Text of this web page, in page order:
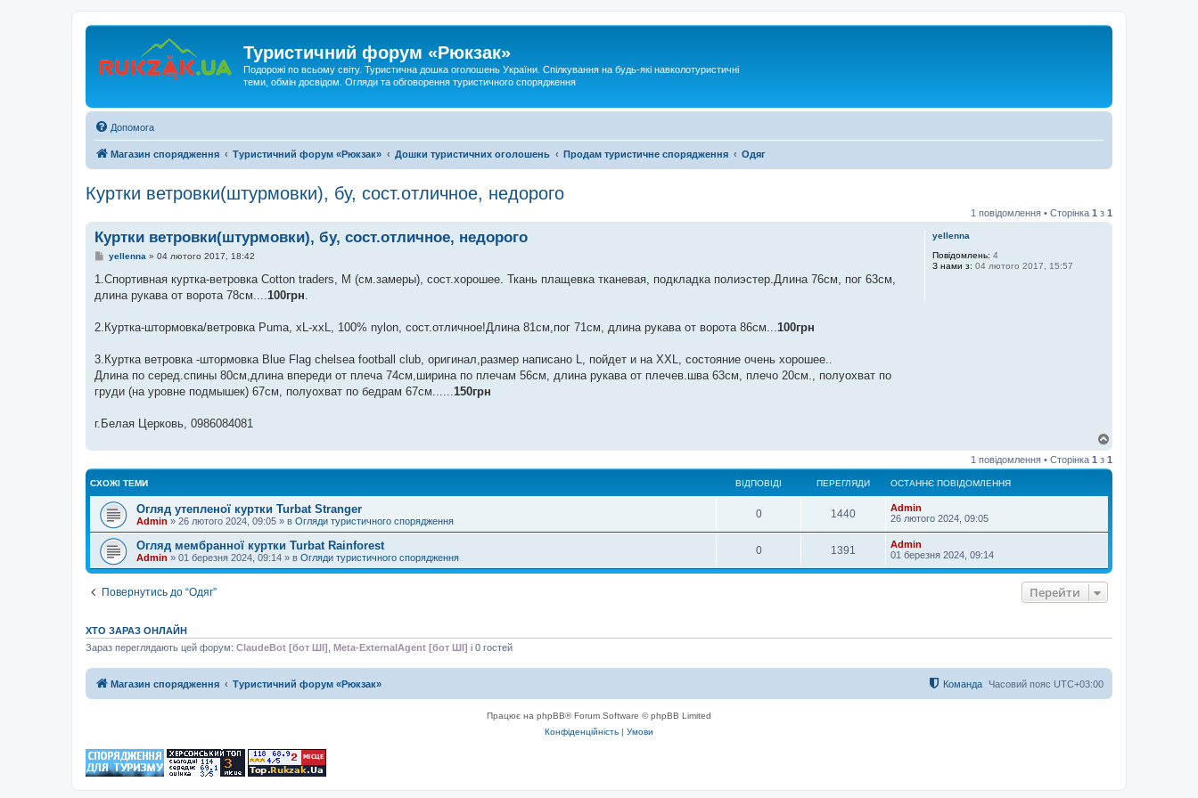
Туристичний форум «Рюкзак»
Подорожі по всьому світу. Туристична дошка оголошень України. Спілкування на будь-які навколотуристичні
теми, обмін досвідом. Огляди та обговорення туристичного спорядження
Допомога
Магазин спорядження Туристичний форум «Рюкзак» Дошки туристичних оголошень Продам туристичне спорядження Одяг
Куртки ветровки(штурмовки), бу, сост.отличное, недорого
1 повідомлення • Сторінка 1 з 1
yellenna
Повідомлень: 4
З нами з: 04 лютого 2017, 15:57
Куртки ветровки(штурмовки), бу, сост.отличное, недорого
П
в
д
л
н
я
yellenna » 04 лютого 2017, 18:42
1.Спортивная куртка-ветровка Cotton traders, M (см.замеры), сост.хорошее. Ткань плащевка тканевая, подкладка полиэстер.Длина 76см, пог 63см,
длина рукава от ворота 78см.... 100грн
2.Куртка-штормовка/ветровка Puma, xL-xxL, 100% nylon, сост.отличное!Длина 81см,пог 71см, длина рукава от ворота 86см... 100грн
3.Куртка ветровка -штормовка Blue Flag chelsea football club, оригинал,размер написано L, пойдет и на XXL, состояние очень хорошее..
Длина по серед.спины 80см,длина впереди от плеча 74см,ширина по плечам 56см, длина рукава от плечев.шва 63см, плечо 20см., полуохват по
груди (на уровне подмышек) 67см, полуохват по бедрам 67см...... 150грн
г.Белая Церковь, 0986084081
г
о
1 повідомлення • Сторінка 1 з 1
СХОЖІ ТЕМИ ВІДПОВІДІ ПЕРЕГЛЯДИ ОСТАННЄ ПОВІДОМЛЕННЯ
Огляд утепленої куртки Turbat Stranger
Admin » 26 лютого 2024, 09:05 » в Огляди туристичного спорядження
0 1440
Admin
26 лютого 2024, 09:05
Огляд мембранної куртки Turbat Rainforest
Admin » 01 березня 2024, 09:14 » в Огляди туристичного спорядження
0 1391
Admin
01 березня 2024, 09:14
Повернутись до “Одяг” Перейти
ХТО ЗАРАЗ ОНЛАЙН
Зараз переглядають цей форум: ClaudeBot [бот ШІ] Meta-ExternalAgent [бот ШІ] і 0 гостей
Магазин спорядження Туристичний форум «Рюкзак» Часовий пояс UTC+03:00
Команда
Працює на phpBB® Forum Software © phpBB Limited
Конфіденційність | Умови